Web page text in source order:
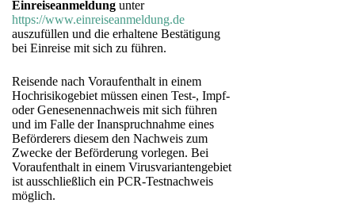
Einreiseanmeldung unter
https://www.einreiseanmeldung.de
auszufüllen und die erhaltene Bestätigung
bei Einreise mit sich zu führen.
Reisende nach Voraufenthalt in einem
Hochrisikogebiet müssen einen Test-, Impf-
oder Genesenennachweis mit sich führen
und im Falle der Inanspruchnahme eines
Beförderers diesem den Nachweis zum
Zwecke der Beförderung vorlegen. Bei
Voraufenthalt in einem Virusvariantengebiet
ist ausschließlich ein PCR-Testnachweis
möglich.